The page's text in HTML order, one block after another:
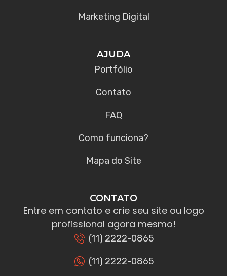
Marketing Digital
AJUDA
Portfólio
Contato
FAQ
Como funciona?
Mapa do Site
CONTATO
Entre em contato e crie seu site ou logo
profissional agora mesmo!
(11) 2222-0865
(11) 2222-0865